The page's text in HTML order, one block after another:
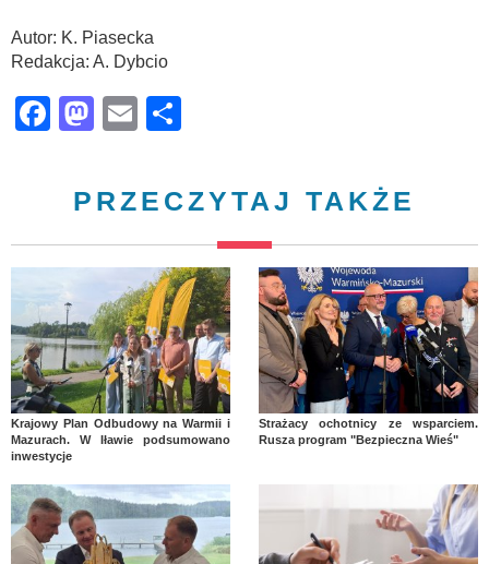
Autor: K. Piasecka
Redakcja: A. Dybcio
Facebook
Mastodon
Email
PRZECZYTAJ TAKŻE
Krajowy Plan Odbudowy na Warmii i
Mazurach. W Iławie podsumowano
inwestycje
Strażacy ochotnicy ze wsparciem.
Rusza program "Bezpieczna Wieś"